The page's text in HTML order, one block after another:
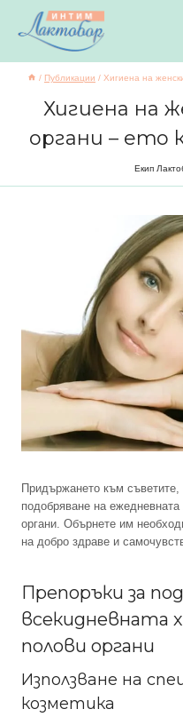
съдържанието
/ Публикации / Хигиена на
Хигиена на
органи – ето
Екип
Придържането към
подобряване на
органи. Обърнете им
на добро здраве и
Препоръки за
всекидневната
полови органи
Използване на
козметика